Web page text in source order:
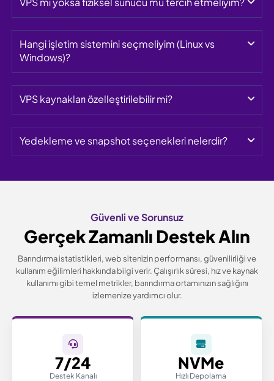
Hangi işletim sistemini seçmeliyim (Linux vs
Windows)?
VPS kaynakları özelleştirilebilir mi?
Yedekleme ve snapshot seçenekleri nelerdir?
Güvenli ve Sorunsuz
Gerçek Zamanlı Destek Alın
Barındırma istatistikleri, web sitenizin performansı, güvenilirliği ve
kullanım eğilimleri hakkında bilgi verir. Çalışırlık süresi, hız ve kaynak
kullanımı gibi temel metrikler, barındırma ortamınızın sağlığını
izlemenize yardımcı olur.
7/24
Destek Kanalı
NVMe
Hızlı Depolama